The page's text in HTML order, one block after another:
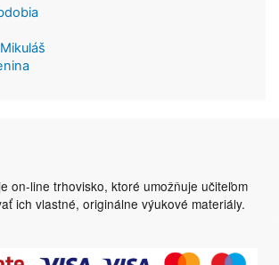
on-line trhovisko, ktoré umožňuje učiteľom
ich vlastné, originálne výukové materiály.